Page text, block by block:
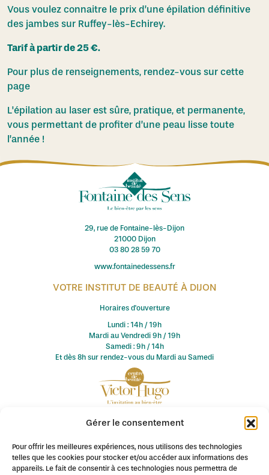
Gérer le consentement
Pour offrir les meilleures expériences, nous utilisons des technologies
telles que les cookies pour stocker et/ou accéder aux informations des
appareils. Le fait de consentir à ces technologies nous permettra de
Vous voulez connaitre le prix d’une épilation définitive
des jambes sur Ruffey-lès-Echirey.
Tarif à partir de 25 €.
Pour plus de renseignements, rendez-vous sur cette
page
L'épilation au laser est sûre, pratique, et permanente,
vous permettant de profiter d’une peau lisse toute
l’année !
29, rue de Fontaine-lès-Dijon
21000 Dijon
03 80 28 59 70
www.fontainedessens.fr
VOTRE INSTITUT DE BEAUTÉ À DIJON
Horaires d'ouverture
Lundi : 14h / 19h
Mardi au Vendredi 9h / 19h
Samedi : 9h / 14h
Et dès 8h sur rendez-vous du Mardi au Samedi
© 2026 Fontaine des Sens / Centre de Beauté Victor Hugo. Tous
droits réservés.
Création de site internet à Dijon : Pagin'Up